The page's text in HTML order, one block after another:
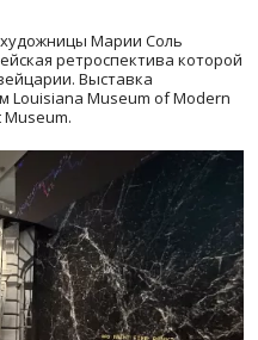
художницы Марии Соль
ретроспектива которой
Выставка
Louisiana Museum of Modern